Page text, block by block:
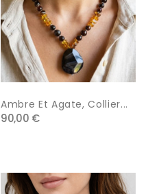
Ambre Et Agate, Collier...
90,00 €